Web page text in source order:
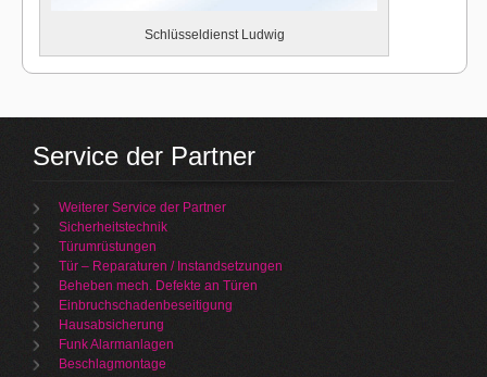
Schlüsseldienst Ludwig
Service der Partner
Weiterer Service der Partner
Sicherheitstechnik
Türumrüstungen
Tür – Reparaturen / Instandsetzungen
Beheben mech. Defekte an Türen
Einbruchschadenbeseitigung
Hausabsicherung
Funk Alarmanlagen
Beschlagmontage